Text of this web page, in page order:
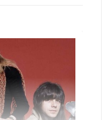
Arrosa sarearen
Arrosaren 20 urteez